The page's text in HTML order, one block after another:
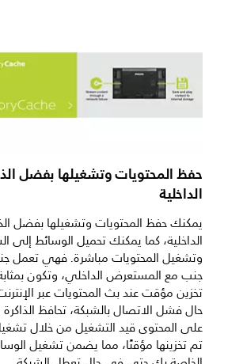
حفظ المحتويات وتشغيلها بفضل
الداخلية
يمكنك حفظ المحتويات وتشغيلها بفضل
الداخلية، كما يمكنك تحميل الوسائط إلى
وتشغيل المحتويات مباشرة. فهي تعمل
جنب مع المستعرض الداخلي، وتكون
تخزين مؤقت عند بث المحتويات عبر
حال فشل الاتصال بالشبكة، تحافظ الذاكرة
على المحتوى قيد التشغيل من خلال
تم تخزينها مؤقتًا، مما يضمن تشغيل